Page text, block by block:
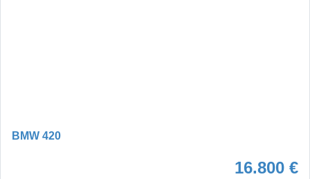
BMW 420
16.800 €